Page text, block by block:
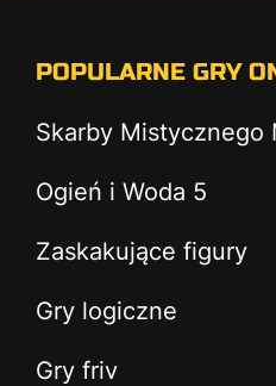
POPULARNE GRY
Skarby Mistycznego
Ogień i Woda 5
Zaskakujące figury
Gry logiczne
Gry friv